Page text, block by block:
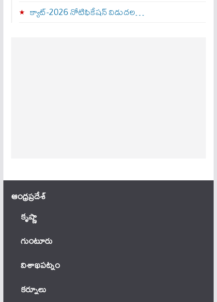
క్యాట్-2026 నోటిఫికేషన్ విడుదల…
ఆంధ్ర‌ప్ర‌దేశ్
కృష్ణా
గుంటూరు
విశాఖపట్నం
కర్నూలు